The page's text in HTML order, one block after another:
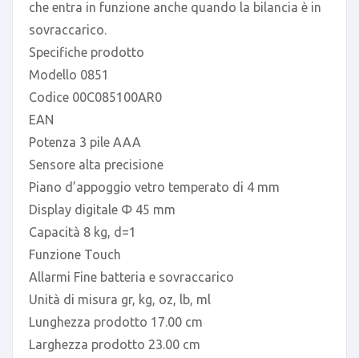
che entra in funzione anche quando la bilancia è in
sovraccarico.
Specifiche prodotto
Modello 0851
Codice 00C085100AR0
EAN
Potenza 3 pile AAA
Sensore alta precisione
Piano d’appoggio vetro temperato di 4 mm
Display digitale Φ 45 mm
Capacità 8 kg, d=1
Funzione Touch
Allarmi Fine batteria e sovraccarico
Unità di misura gr, kg, oz, lb, ml
Lunghezza prodotto 17.00 cm
Larghezza prodotto 23.00 cm